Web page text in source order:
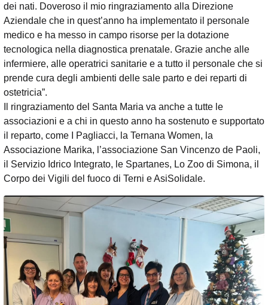
dei nati. Doveroso il mio ringraziamento alla Direzione
Aziendale che in quest’anno ha implementato il personale
medico e ha messo in campo risorse per la dotazione
tecnologica nella diagnostica prenatale. Grazie anche alle
infermiere, alle operatrici sanitarie e a tutto il personale che si
prende cura degli ambienti delle sale parto e dei reparti di
ostetricia”.
Il ringraziamento del Santa Maria va anche a tutte le
associazioni e a chi in questo anno ha sostenuto e supportato
il reparto, come I Pagliacci, la Ternana Women, la
Associazione Marika, l’associazione San Vincenzo de Paoli,
il Servizio Idrico Integrato, le Spartanes, Lo Zoo di Simona, il
Corpo dei Vigili del fuoco di Terni e AsiSolidale.